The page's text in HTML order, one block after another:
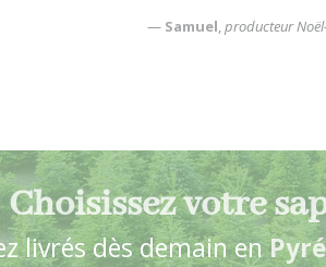
— Samuel,producteur
Choisissez votre
livrés dès demain en